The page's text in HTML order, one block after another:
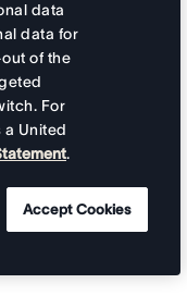
data
data for
of the
For
a United
.
Accept Cookies